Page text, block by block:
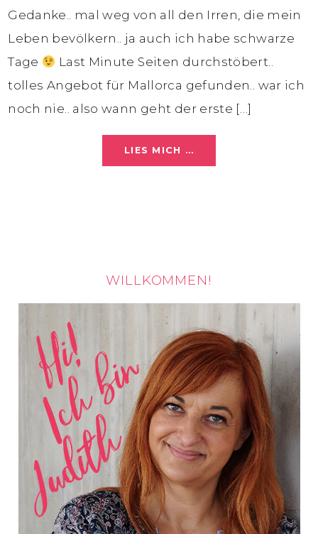
Gedanke.. mal weg von all den Irren, die mein
Leben bevölkern.. ja auch ich habe schwarze
Tage
Last Minute Seiten durchstöbert..
tolles Angebot für Mallorca gefunden.. war ich
noch nie.. also wann geht der erste […]
LIES MICH …
WILLKOMMEN!